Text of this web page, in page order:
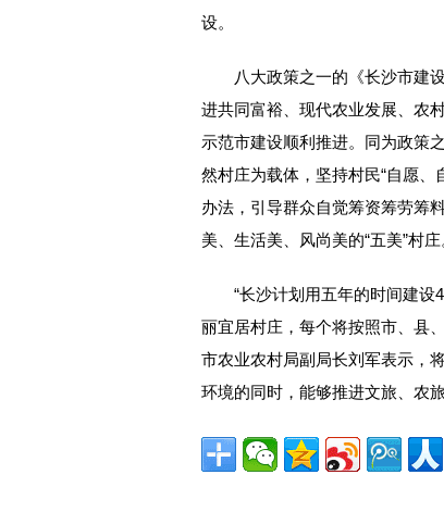
设。
八大政策之一的《长沙市建设
进共同富裕、现代农业发展、农
示范市建设顺利推进。同为政策
然村庄为载体，坚持村民“自愿、
办法，引导群众自觉筹资筹劳筹
美、生活美、风尚美的“五美”村庄
“长沙计划用五年的时间建设
丽宜居村庄，每个将按照市、县
市农业农村局副局长刘军表示，
环境的同时，能够推进文旅、农